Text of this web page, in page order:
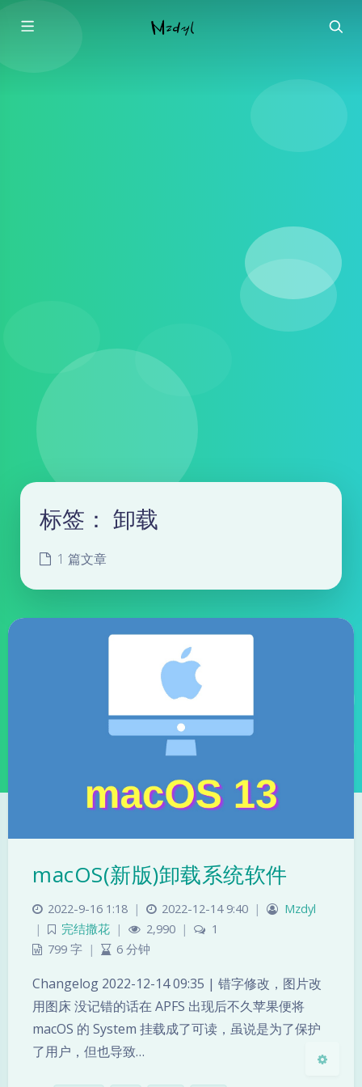
夜间模式
Sans Serif Serif
关闭 日落 暗化 灰度
标签： 卸载
1 篇文章
macOS(新版)卸载系统软件
2022-9-16 1:18 | 2022-12-14 9:40 |
Mzdyl
|
完结撒花 | 2,990 |
1
799 字 | 6 分钟
Changelog 2022-12-14 09:35 | 错字修改，图片改
用图床 没记错的话在 APFS 出现后不久苹果便将
macOS 的 System 挂载成了可读，虽说是为了保护
了用户，但也导致…